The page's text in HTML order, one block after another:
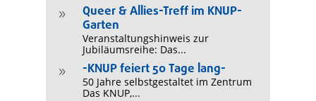
9
Queer & Allies-Treff im KNUP-
Garten
Veranstaltungshinweis zur
Jubiläumsreihe: Das...
9 -KNUP feiert 50 Tage lang-
50 Jahre selbstgestaltet im Zentrum
Das KNUP,...